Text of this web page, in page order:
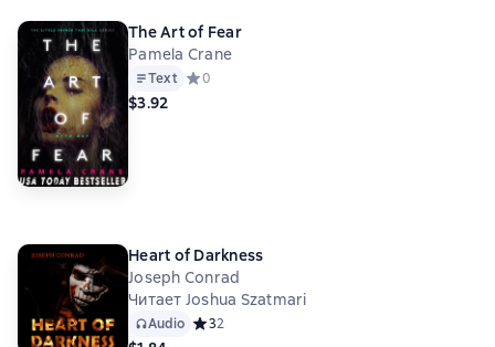
The Art of Fear
Pamela Crane
Text Средний рейтинг 0 на основе 0 оценок
0
$3.92
Heart of Darkness
Joseph Conrad
Читает Joshua Szatmari
Audio Средний рейтинг 3 на основе 2 оценок
32